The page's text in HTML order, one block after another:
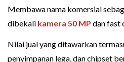
Membawa nama komersial
dibekali kamera 50 MP dan fast
Nilai jual yang ditawarkan
penyimpanan lega, dan chipset